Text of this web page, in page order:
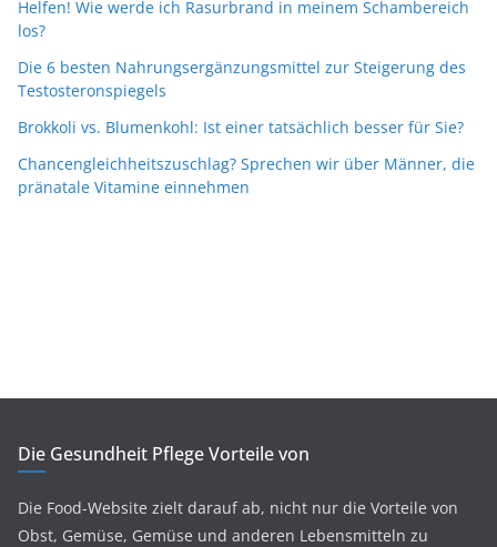
Helfen! Wie werde ich Rasurbrand in meinem Schambereich
los?
Die 6 besten Nahrungsergänzungsmittel zur Steigerung des
Testosteronspiegels
Brokkoli vs. Blumenkohl: Ist einer tatsächlich besser für Sie?
Chancengleichheitszuschlag? Sprechen wir über Männer, die
pränatale Vitamine einnehmen
Die Gesundheit Pflege Vorteile von
Die Food-Website zielt darauf ab, nicht nur die Vorteile von
Obst, Gemüse, Gemüse und anderen Lebensmitteln zu